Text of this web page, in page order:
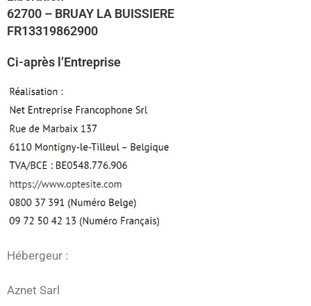
62700 – BRUAY LA BUISSIERE
FR13319862900
Ci-après l’Entreprise
Hébergeur :
Aznet Sarl